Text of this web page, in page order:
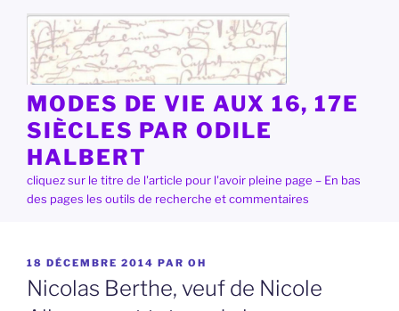
contenu
principal
MODES DE VIE AUX 16, 17E
SIÈCLES PAR ODILE
HALBERT
cliquez sur le titre de l'article pour l'avoir pleine page – En bas
des pages les outils de recherche et commentaires
PUBLIÉ
LE
18 DÉCEMBRE 2014 PAR OH
Nicolas Berthe, veuf de Nicole